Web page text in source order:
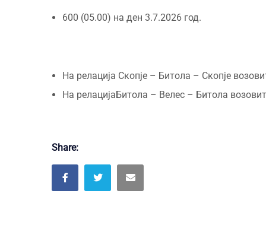
600 (05.00) на ден 3.7.2026 год.
На релација Скопје – Битола – Скопје
На релацијаБитола – Велес – Битола
Share: